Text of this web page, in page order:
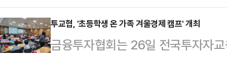
콘텐츠를 선보인다.증권사 계좌 개
용법, 상장지수펀드(ETF) 이해까
입 장벽을 낮춘다는 취지다.19일
투교협, '초등학생 온 가족 겨울경제 캠프' 개최
금융투자협회는 26일 전국투자자